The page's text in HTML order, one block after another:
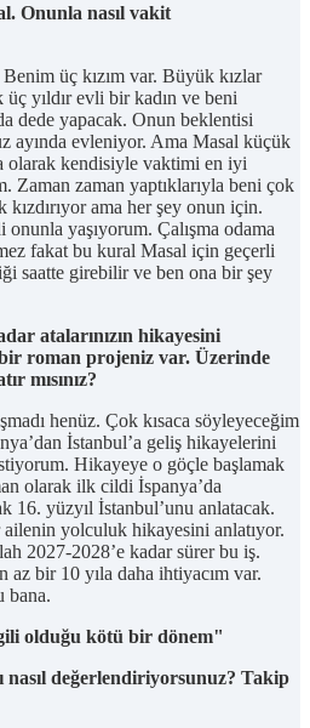
Onunla nasıl vakit
üç kızım var. Büyük kızlar
yıldır evli bir kadın ve beni
dede yapacak. Onun beklentisi
ayında evleniyor. Ama Masal küçük
olarak kendisiyle vaktimi en iyi
Zaman zaman yaptıklarıyla beni çok
ama her şey onun için.
onunla yaşıyorum. Çalışma odama
fakat bu kural Masal için geçerli
saatte girebilir ve ben ona bir şey
atalarınızın hikayesini
roman projeniz var. Üzerinde
mısınız?
henüz. Çok kısaca söyleyeceğim
İstanbul’a geliş hikayelerini
Hikayeye o göçle başlamak
olarak ilk cildi İspanya’da
16. yüzyıl İstanbul’unu anlatacak.
yolculuk hikayesini anlatıyor.
2027-2028’e kadar sürer bu iş.
az bir 10 yıla daha ihtiyacım var.
bana.
olduğu kötü bir dönem"
nasıl değerlendiriyorsunuz? Takip